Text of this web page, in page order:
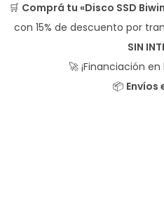
🛒 Comprá tu «Disco SSD
con 15% de descuento por
SIN
🚀 ¡Financiación
📦 Envíos